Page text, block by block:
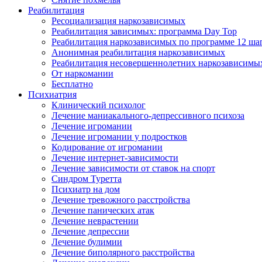
Реабилитация
Ресоциализация наркозависимых
Реабилитация зависимых: программа Day Top
Реабилитация наркозависимых по программе 12
Анонимная реабилитация наркозависимых
Реабилитация несовершеннолетних
От наркомании
Бесплатно
Психиатрия
Клинический психолог
Лечение маниакального-депрессивного психоза
Лечение игромании
Лечение игромании у подростков
Кодирование от игромании
Лечение интернет-зависимости
Лечение зависимости от ставок на спорт
Синдром Туретта
Психиатр на дом
Лечение тревожного расстройства
Лечение панических атак
Лечение неврастении
Лечение депрессии
Лечение булимии
Лечение биполярного расстройства